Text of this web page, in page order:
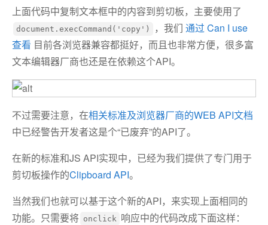
上面代码中复制文本框中的内容到剪切板，主要使用了
document.execCommand('copy') ，我们 通过 Can I use
查看 目前各浏览器兼容都挺好，而且也非常方便，很多富
文本编辑器厂商也还是在依赖这个API。
不过需要注意，在相关标准及浏览器厂商的WEB API文档
中已经警告开发者这是个“已废弃”的API了。
在新的标准和JS API实现中，已经为我们提供了专门用于
剪切板操作的Clipboard API。
当然我们也就可以基于这个新的API，来实现上面相同的
功能。只需要将 onclick 响应中的代码改成下面这样：